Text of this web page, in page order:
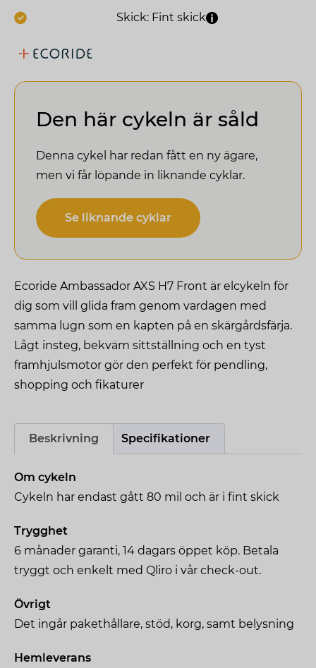
Skick: Fint skick
Den här cykeln är såld
Denna cykel har redan fått en ny ägare,
men vi får löpande in liknande cyklar.
Se liknande cyklar
Ecoride Ambassador AXS H7 Front är elcykeln för
dig som vill glida fram genom vardagen med
samma lugn som en kapten på en skärgårdsfärja.
Lågt insteg, bekväm sittställning och en tyst
framhjulsmotor gör den perfekt för pendling,
shopping och fikaturer
Beskrivning Specifikationer
Om cykeln
Cykeln har endast gått 80 mil och är i fint skick
Trygghet
6 månader garanti, 14 dagars öppet köp. Betala
tryggt och enkelt med Qliro i vår check-out.
Övrigt
Det ingår pakethållare, stöd, korg, samt belysning
Hemleverans